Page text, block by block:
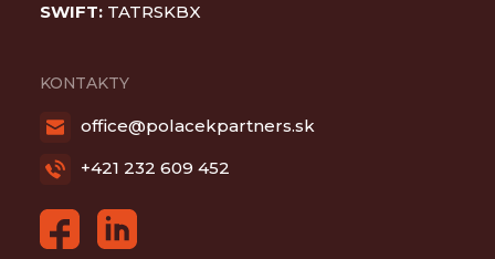
SWIFT: TATRSKBX
KONTAKTY
office@polacekpartners.sk
+421 232 609 452